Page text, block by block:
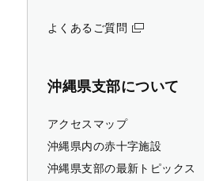
よくあるご質問
沖縄県支部について
アクセスマップ
沖縄県内の赤十字施設
沖縄県支部の最新トピックス